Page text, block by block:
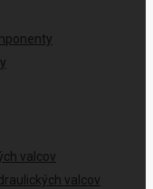
valcov
valcov